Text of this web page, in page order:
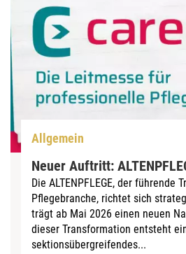
Allgemein
Neuer Auftritt:
Die ALTENPFLEGE, der führende
Pflegebranche, richtet sich
trägt ab Mai 2026 einen neuen
dieser Transformation entsteht
sektionsübergreifendes...